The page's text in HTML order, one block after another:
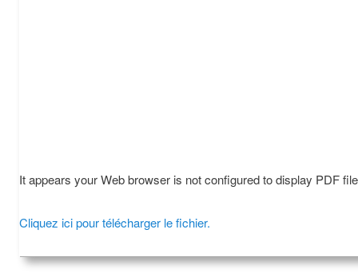
It appears your Web browser is not configured to display PDF
Cliquez ici pour télécharger le fichier.